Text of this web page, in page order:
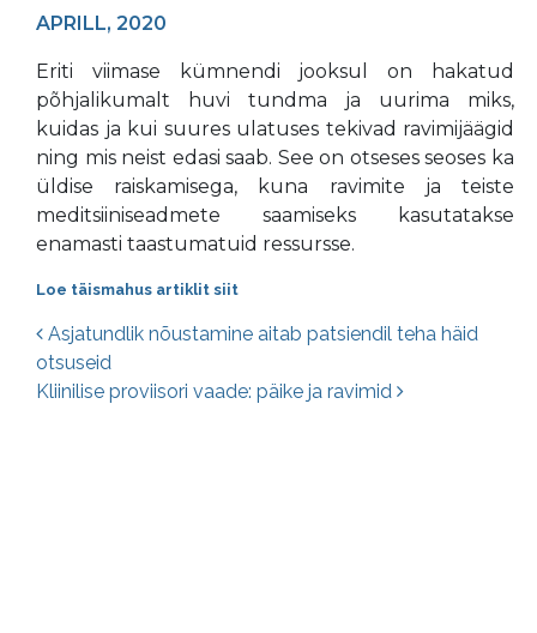
APRILL, 2020
Eriti viimase kümnendi jooksul on hakatud
põhjalikumalt huvi tundma ja uurima miks,
kuidas ja kui suures ulatuses tekivad ravimijäägid
ning mis neist edasi saab. See on otseses seoses ka
üldise raiskamisega, kuna ravimite ja teiste
meditsiiniseadmete saamiseks kasutatakse
enamasti taastumatuid ressursse.
Loe täismahus artiklit siit
Postituste navigatsioon
Asjatundlik nõustamine aitab patsiendil teha häid
otsuseid
Kliinilise proviisori vaade: päike ja ravimid